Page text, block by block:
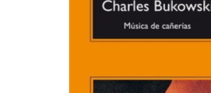
Resumen de compra